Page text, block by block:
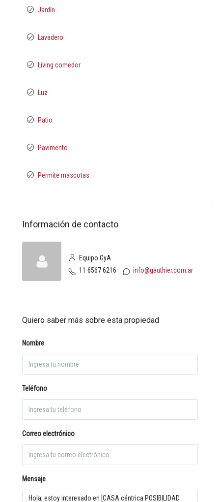
Jardín
Lavadero
Living comedor
Luz
Patio
Pavimento
Permite mascotas
Información de contacto
Equipo GyA
11 6567 6216
info@gauthier.com.ar
Quiero saber más sobre esta propiedad
Nombre
Teléfono
Correo electrónico
Mensaje